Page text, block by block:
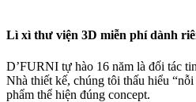
Lì xì thư viện 3D miễn phí dành
D’FURNI tự hào 16 năm là đối tác
Nhà thiết kế, chúng tôi thấu hiểu
phẩm thể hiện đúng concept.